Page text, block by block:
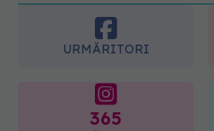
URMĂRITORI
365